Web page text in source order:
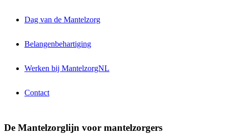
Dag van de Mantelzorg
Belangenbehartiging
Werken bij MantelzorgNL
Contact
De Mantelzorglijn voor mantelzorgers